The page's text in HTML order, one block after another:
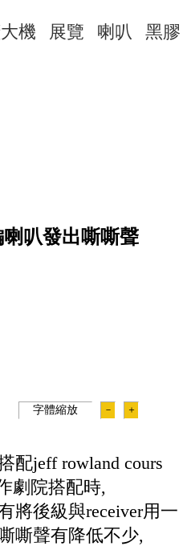
機 展覽 喇叭 黑膠
叭發出嘶嘶聲
字體縮放 － ＋
配jeff rowland cours
劇院搭配時,
將後級與receiver用一
嘶聲有降低不少,